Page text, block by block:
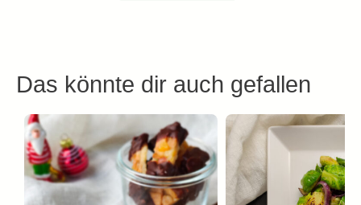
Das könnte dir auch gefallen